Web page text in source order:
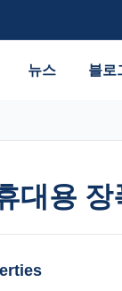
뉴스 블로
대용
대용